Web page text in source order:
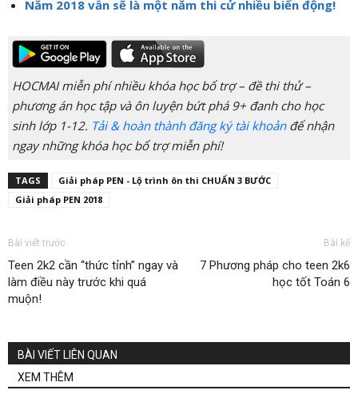
Năm 2018 vẫn sẽ là một năm thi cử nhiều biến động!
HOCMAI miễn phí nhiều khóa học bổ trợ – đề thi thử –
phương án học tập và ôn luyện bứt phá 9+ đanh cho học
sinh lớp 1-12. Tải & hoàn thành đăng ký tài khoảnđể nhận
ngay những khóa học bổ trợ miễn phí!
TAGS
Giải pháp PEN - Lộ trình ôn thi CHUẨN 3 BƯỚC
Giải pháp PEN 2018
Bài viết trước
Teen 2k2 cần “thức tỉnh” ngay và
làm điều này trước khi quá
muộn!
Bài kế
7 Phương pháp cho teen 2k6
học tốt Toán 6
BÀI VIẾT LIÊN QUAN
XEM THÊM